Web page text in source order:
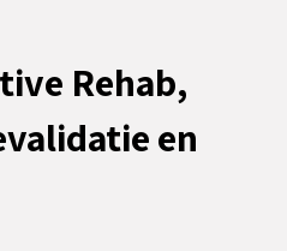
Rehab,
en